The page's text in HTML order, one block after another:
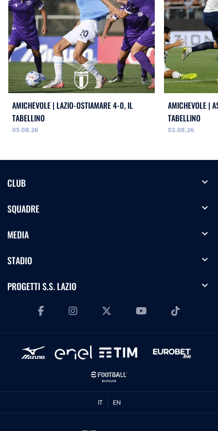
AMICHEVOLE | LAZIO-OSTIAMARE 4-0, IL
TABELLINO
05.08.26
AMICHEVOLE |
TABELLINO
02.08.26
CLUB expand_more
SQUADRE expand_more
MEDIA expand_more
STADIO expand_more
PROGETTI S.S. LAZIO expand_more
IT EN